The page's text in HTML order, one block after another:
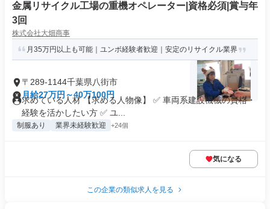
金属リサイクル工場の重機オペレーター|資格必須|賞与年
3回
株式会社大畑商事
月35万円以上も可能｜ユンボ経験者歓迎｜安定のリサイクル業界
〒289-1144千葉県八街市
月給27万円～40万100円
求めている人材 【求める人物像】 ✅ 車両系建設機械の資格・
経験を活かしたい方 ✅ ユ...
制服あり 業界未経験歓迎 +24個
気になる
この企業の類似求人を見る